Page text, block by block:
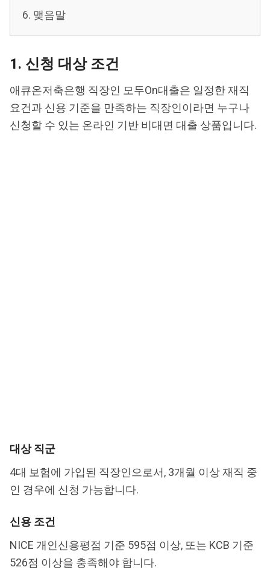
6. 맺음말
1. 신청 대상 조건
애큐온저축은행 직장인 모두On대출은 일정한 재직
요건과 신용 기준을 만족하는 직장인이라면 누구나
신청할 수 있는 온라인 기반 비대면 대출 상품입니다.
대상 직군
4대 보험에 가입된 직장인으로서, 3개월 이상 재직 중
인 경우에 신청 가능합니다.
신용 조건
NICE 개인신용평점 기준 595점 이상, 또는 KCB 기준
526점 이상을 충족해야 합니다.